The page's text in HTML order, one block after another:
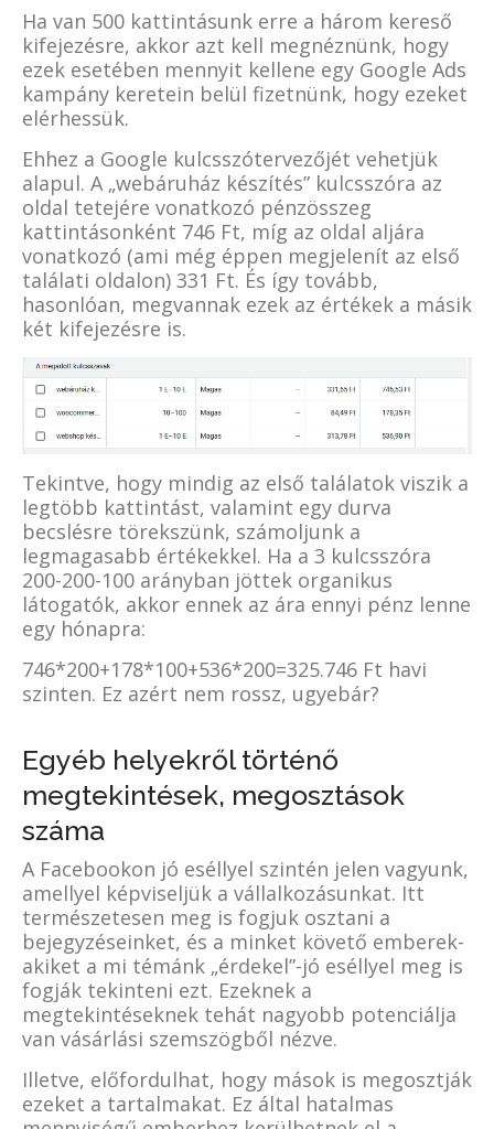
Ha van 500 kattintásunk erre a három kereső
kifejezésre, akkor azt kell megnéznünk, hogy
ezek esetében mennyit kellene egy Google Ads
kampány keretein belül fizetnünk, hogy ezeket
elérhessük.
Ehhez a Google kulcsszótervezőjét vehetjük
alapul. A „webáruház készítés” kulcsszóra az
oldal tetejére vonatkozó pénzösszeg
kattintásonként 746 Ft, míg az oldal aljára
vonatkozó (ami még éppen megjelenít az első
találati oldalon) 331 Ft. És így tovább,
hasonlóan, megvannak ezek az értékek a másik
két kifejezésre is.
Tekintve, hogy mindig az első találatok viszik a
legtöbb kattintást, valamint egy durva
becslésre törekszünk, számoljunk a
legmagasabb értékekkel. Ha a 3 kulcsszóra
200-200-100 arányban jöttek organikus
látogatók, akkor ennek az ára ennyi pénz lenne
egy hónapra:
746*200+178*100+536*200=325.746 Ft havi
szinten. Ez azért nem rossz, ugyebár?
Egyéb helyekről történő
megtekintések, megosztások
száma
A Facebookon jó eséllyel szintén jelen vagyunk,
amellyel képviseljük a vállalkozásunkat. Itt
természetesen meg is fogjuk osztani a
bejegyzéseinket, és a minket követő emberek-
akiket a mi témánk „érdekel”-jó eséllyel meg is
fogják tekinteni ezt. Ezeknek a
megtekintéseknek tehát nagyobb potenciálja
van vásárlási szemszögből nézve.
Illetve, előfordulhat, hogy mások is megosztják
ezeket a tartalmakat. Ez által hatalmas